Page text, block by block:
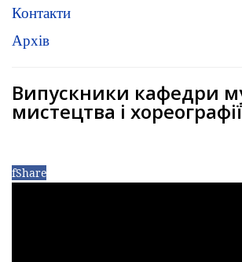
Контакти
Архів
Випускники кафедри
мистецтва і хореографії
fShare